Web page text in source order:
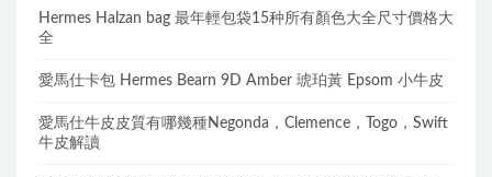
Hermes Halzan bag 最年輕包袋15种所有顏色大全尺寸價格大
全
愛馬仕卡包 Hermes Bearn 9D Amber 琥珀黃 Epsom 小牛皮
愛馬仕牛皮皮質有哪幾種Negonda，Clemence，Togo，Swift
牛皮解讀